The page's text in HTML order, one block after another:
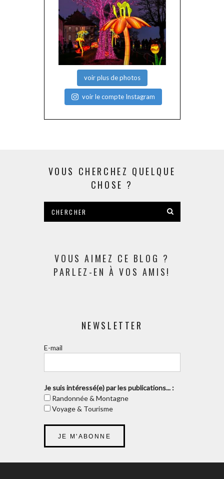
voir plus de photos
voir le compte Instagram
VOUS CHERCHEZ QUELQUE
CHOSE ?
VOUS AIMEZ CE BLOG ?
PARLEZ-EN À VOS AMIS!
NEWSLETTER
E-mail
Je suis intéressé(e) par les publications... :
Randonnée & Montagne
Voyage & Tourisme